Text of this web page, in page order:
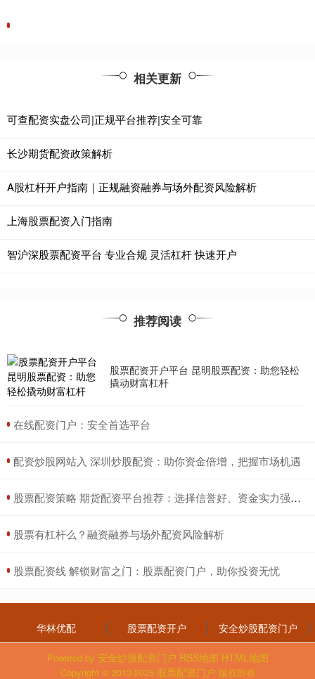
相关更新
可查配资实盘公司|正规平台推荐|安全可靠
长沙期货配资政策解析
A股杠杆开户指南｜正规融资融券与场外配资风险解析
上海股票配资入门指南
智沪深股票配资平台 专业合规 灵活杠杆 快速开户
推荐阅读
股票配资开户平台 昆明股票配资：助您轻松
撬动财富杠杆
​在线配资门户：安全首选平台
​配资炒股网站入 深圳炒股配资：助你资金倍增，把握市场机遇
​股票配资策略 期货配资平台推荐：选择信誉好、资金实力强的平台
​股票有杠杆么？融资融券与场外配资风险解析
​股票配资线 解锁财富之门：股票配资门户，助你投资无忧
华林优配 股票配资开户 安全炒股配资门户
Powered by 安全炒股配资门户 RSS地图 HTML地图
Copyright © 2013-2025 股票配资门户 版权所有